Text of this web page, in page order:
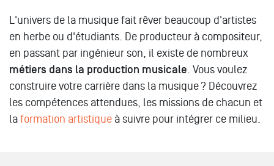
L'univers de la musique fait rêver beaucoup d'artistes
en herbe ou d'étudiants. De producteur à compositeur,
en passant par ingénieur son, il existe de nombreux
métiers dans la production musicale. Vous voulez
construire votre carrière dans la musique ? Découvrez
les compétences attendues, les missions de chacun et
la formation artistique à suivre pour intégrer ce milieu.